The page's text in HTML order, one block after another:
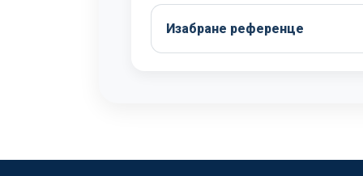
Изабране референце